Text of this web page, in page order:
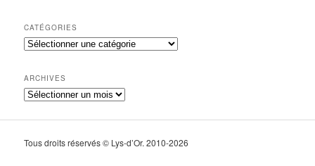
CATÉGORIES
Catégories
ARCHIVES
Archives
Tous droits réservés © Lys-d’Or. 2010-2026